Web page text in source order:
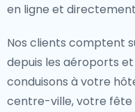
en ligne et
Nos clients comptent
depuis les aéroports
conduisons à votre
centre-ville, votre fête